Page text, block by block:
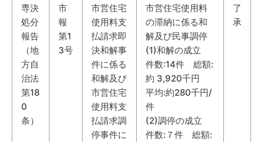
専決
処分
報告
（地
方自
治法
第18
0
条）
市
報
第1
3号
市営住宅
使用料支
払請求即
決和解事
件に係る
和解及び
市営住宅
使用料支
払請求調
停事件に
市営住宅使用料
の滞納に係る和
解及び民事調停
(1)和解の成立
件数:14件 総額:
約 3,920千円
平均:約280千円/
件
(2)調停の成立
件数:７件 総額:
了
承